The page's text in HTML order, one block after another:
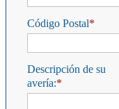
Código Postal
Descripción de su
avería: